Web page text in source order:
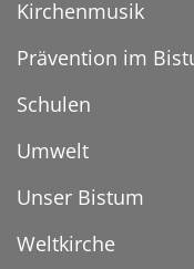
Kirchenmusik
Prävention im
Schulen
Umwelt
Unser Bistum
Weltkirche